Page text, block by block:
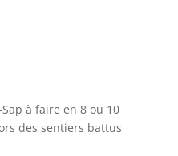
à faire en 8 ou 10
des sentiers battus